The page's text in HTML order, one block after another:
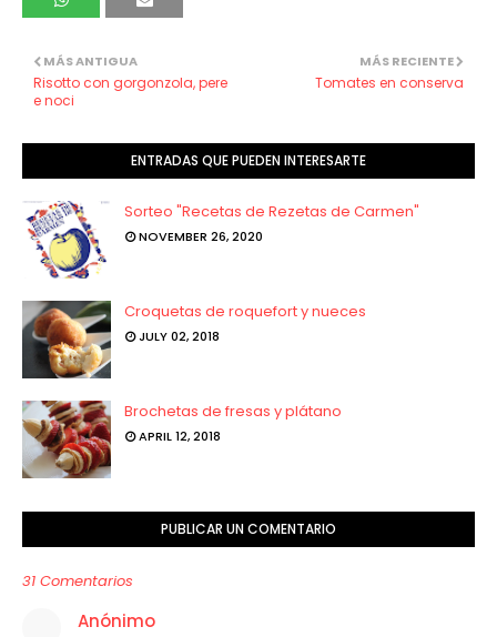
MÁS RECIENTE
Tomates en conserva
MÁS ANTIGUA
Risotto con gorgonzola, pere
e noci
ENTRADAS QUE PUEDEN INTERESARTE
Sorteo "Recetas de Rezetas de Carmen"
NOVEMBER 26, 2020
Croquetas de roquefort y nueces
JULY 02, 2018
Brochetas de fresas y plátano
APRIL 12, 2018
PUBLICAR UN COMENTARIO
31 Comentarios
Anónimo